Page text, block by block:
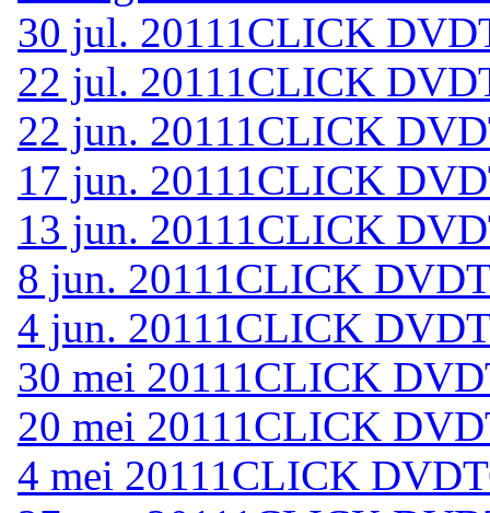
30 jul. 20111CLICK
22 jul. 20111CLICK
22 jun. 20111CLICK
17 jun. 20111CLICK
13 jun. 20111CLICK
8 jun. 20111CLICK
4 jun. 20111CLICK
30 mei 20111CLICK
20 mei 20111CLICK
4 mei 20111CLICK